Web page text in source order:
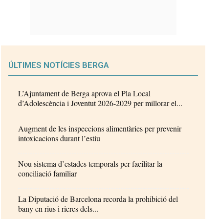
ÚLTIMES NOTÍCIES BERGA
L’Ajuntament de Berga aprova el Pla Local
d’Adolescència i Joventut 2026-2029 per millorar el...
Augment de les inspeccions alimentàries per prevenir
intoxicacions durant l’estiu
Nou sistema d’estades temporals per facilitar la
conciliació familiar
La Diputació de Barcelona recorda la prohibició del
bany en rius i rieres dels...